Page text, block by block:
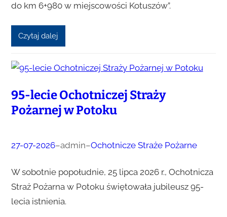
do km 6+980 w miejscowości Kotuszów”.
Czytaj dalej
95-lecie Ochotniczej Straży
Pożarnej w Potoku
27-07-2026–admin–Ochotnicze Straże Pożarne
W sobotnie popołudnie, 25 lipca 2026 r., Ochotnicza
Straż Pożarna w Potoku świętowała jubileusz 95-
lecia istnienia.